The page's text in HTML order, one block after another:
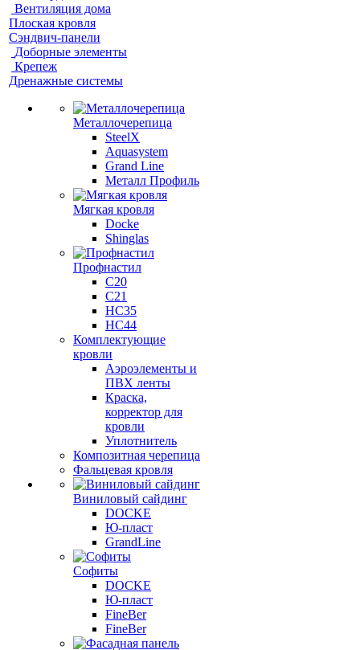
Вентиляция дома
Плоская кровля
Сэндвич-панели
Доборные элементы
Крепеж
Дренажные системы
Металлочерепица
SteelX
Aquasystem
Grand Line
Металл Профиль
Мягкая кровля
Docke
Shinglas
Профнастил
C20
C21
НС35
НС44
Комплектующие
кровли
Аэроэлементы и
ПВХ ленты
Краска,
корректор для
кровли
Уплотнитель
Композитная черепица
Фальцевая кровля
Виниловый сайдинг
DOCKE
Ю-пласт
GrandLine
Софиты
DOCKE
Ю-пласт
FineBer
FineBer